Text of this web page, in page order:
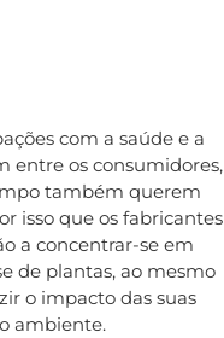
com a saúde e a
entre os consumidores,
também querem
isso que os fabricantes
a concentrar-se em
de plantas, ao mesmo
o impacto das suas
ambiente.